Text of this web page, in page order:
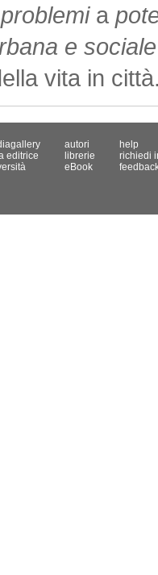
problemia
e sociale
vita in
editrice
autori
librerie
eBook
help
richiedi